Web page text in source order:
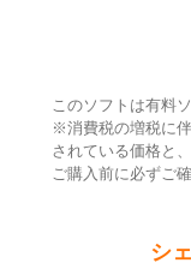
このソフトは有料
※消費税の増税に
されている価格と
ご購入前に必ずご
シ